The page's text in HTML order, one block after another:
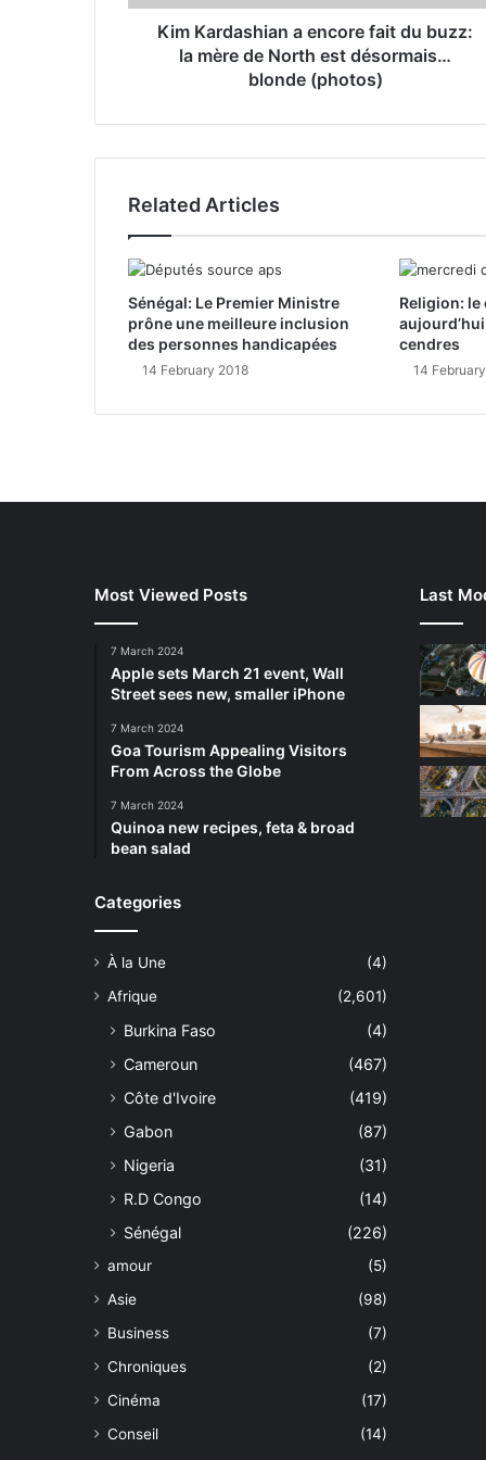
r
Kim Kardashian a encore fait du buzz:
la mère de North est désormais…
blonde (photos)
Related Articles
Sénégal: Le Premier Ministre
prône une meilleure inclusion
des personnes handicapées
14 February 2018
Religion: le
cendres
14
Most Viewed Posts
7 March 2024
Apple sets March 21 event, Wall
Street sees new, smaller iPhone
7 March 2024
Goa Tourism Appealing Visitors
From Across the Globe
7 March 2024
Quinoa new recipes, feta & broad
bean salad
Categories
À la Une
(4)
Afrique
(2,601)
Burkina Faso
(4)
Cameroun
(467)
Côte d'Ivoire
(419)
Gabon
(87)
Nigeria
(31)
R.D Congo
(14)
Sénégal
(226)
amour
(5)
Asie
(98)
Business
(7)
Chroniques
(2)
Cinéma
(17)
Conseil
(14)
Last